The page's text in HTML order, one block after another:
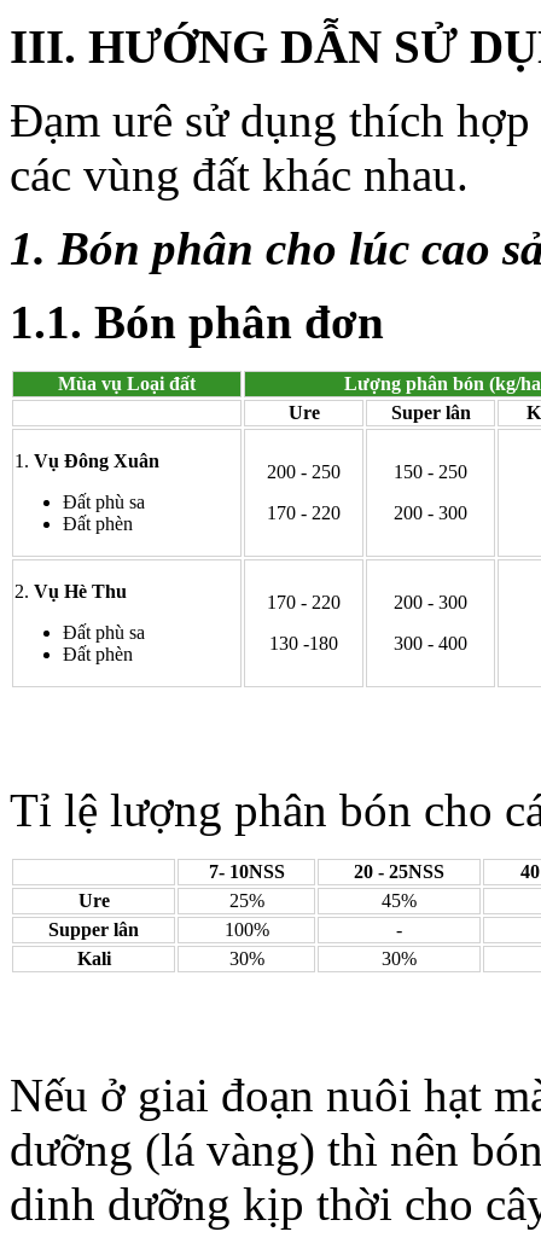
III. HƯỚNG DẪN SỬ
Đạm urê sử dụng thích
các vùng đất khác nhau.
1. Bón phân cho lúc cao
1.1. Bón phân đơn
Mùa vụ Loại đất
Lượng phân bón (kg/
Ure
Super lân
1. Vụ Đông Xuân
Đất phù sa
Đất phèn
200 - 250
170 - 220
150 - 250
200 - 300
2. Vụ Hè Thu
Đất phù sa
Đất phèn
170 - 220
130 -180
200 - 300
300 - 400
Tỉ lệ lượng phân bón cho
7- 10NSS 20 - 25NSS
Ure
25%
45%
Supper lân
100%
-
Kali
30% 30%
Nếu ở giai đoạn nuôi hạt
dưỡng (lá vàng) thì nên
dinh dưỡng kịp thời cho